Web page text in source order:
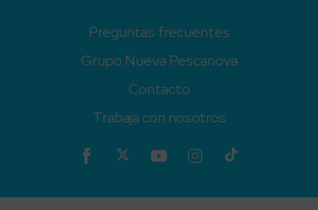
Preguntas frecuentes
Grupo Nueva Pescanova
Contacto
Trabaja con nosotros